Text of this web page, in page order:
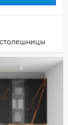
столешницы